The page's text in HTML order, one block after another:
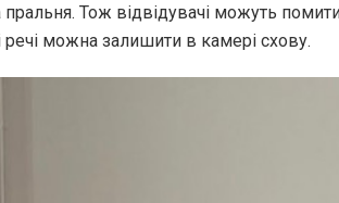
Тож відвідувачі можуть
речі можна залишити в камері схову.